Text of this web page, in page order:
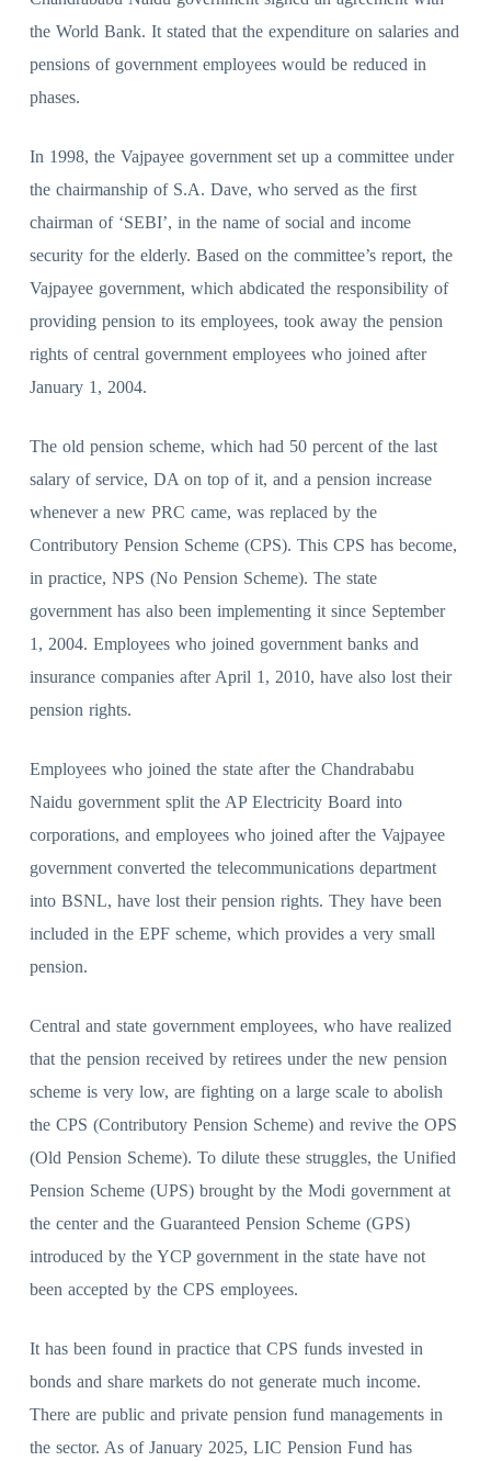
the World Bank. It stated that the expenditure on salaries and
pensions of government employees would be reduced in
phases.
In 1998, the Vajpayee government set up a committee under
the chairmanship of S.A. Dave, who served as the first
chairman of ‘SEBI’, in the name of social and income
security for the elderly. Based on the committee’s report, the
Vajpayee government, which abdicated the responsibility of
providing pension to its employees, took away the pension
rights of central government employees who joined after
January 1, 2004.
The old pension scheme, which had 50 percent of the last
salary of service, DA on top of it, and a pension increase
whenever a new PRC came, was replaced by the
Contributory Pension Scheme (CPS). This CPS has become,
in practice, NPS (No Pension Scheme). The state
government has also been implementing it since September
1, 2004. Employees who joined government banks and
insurance companies after April 1, 2010, have also lost their
pension rights.
Employees who joined the state after the Chandrababu
Naidu government split the AP Electricity Board into
corporations, and employees who joined after the Vajpayee
government converted the telecommunications department
into BSNL, have lost their pension rights. They have been
included in the EPF scheme, which provides a very small
pension.
Central and state government employees, who have realized
that the pension received by retirees under the new pension
scheme is very low, are fighting on a large scale to abolish
the CPS (Contributory Pension Scheme) and revive the OPS
(Old Pension Scheme). To dilute these struggles, the Unified
Pension Scheme (UPS) brought by the Modi government at
the center and the Guaranteed Pension Scheme (GPS)
introduced by the YCP government in the state have not
been accepted by the CPS employees.
It has been found in practice that CPS funds invested in
bonds and share markets do not generate much income.
There are public and private pension fund managements in
the sector. As of January 2025, LIC Pension Fund has